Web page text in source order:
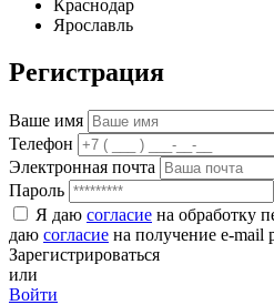
Краснодар
Ярославль
Регистрация
Ваше имя
Телефон
Электронная почта
Пароль
Я даю согласие на обработку
даю согласие на получение e-mail
Зарегистрироваться
или
Войти